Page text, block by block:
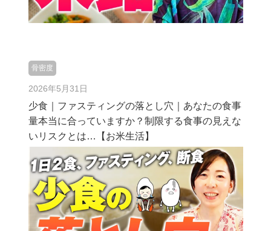
骨密度
2026年5月31日
少食｜ファスティングの落とし穴｜あなたの食事
量本当に合っていますか？制限する食事の見えな
いリスクとは…【お米生活】